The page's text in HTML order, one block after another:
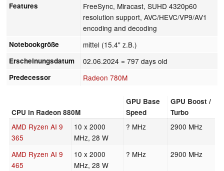
Features
FreeSync, Miracast, SUHD 4320p60
resolution support, AVC/HEVC/VP9/AV1
encoding and decoding
Notebookgröße mittel (15.4" z.B.)
Erscheinungsdatum 02.06.2024 = 797 days old
Predecessor Radeon 780M
CPU in Radeon 880M
GPU Base
Speed
GPU Boost /
Turbo
AMD Ryzen AI 9
365
10 x 2000
MHz, 28 W
? MHz 2900 MHz
AMD Ryzen AI 9
465
10 x 2000
MHz, 28 W
? MHz 2900 MHz